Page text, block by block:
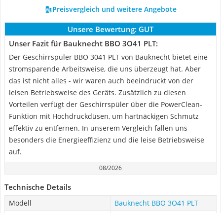
Preisvergleich und weitere Angebote
Unsere Bewertung: GUT
Unser Fazit für Bauknecht BBO 3O41 PLT:
Der Geschirrspüler BBO 3041 PLT von Bauknecht bietet eine
stromsparende Arbeitsweise, die uns überzeugt hat. Aber
das ist nicht alles - wir waren auch beeindruckt von der
leisen Betriebsweise des Geräts. Zusätzlich zu diesen
Vorteilen verfügt der Geschirrspüler über die PowerClean-
Funktion mit Hochdruckdüsen, um hartnäckigen Schmutz
effektiv zu entfernen. In unserem Vergleich fallen uns
besonders die Energieeffizienz und die leise Betriebsweise
auf.
08/2026
Technische Details
Modell
Bauknecht BBO 3O41 PLT